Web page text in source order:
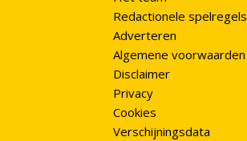
Redactionele spelregels
Adverteren
Algemene voorwaarden
Disclaimer
Privacy
Cookies
Verschijningsdata